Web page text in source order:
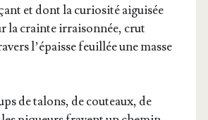
et dont la curio­si­té aigui­sée
la crainte irrai­son­née, crut
l’é­paisse feuillée une masse
de talons, de cou­teaux, de